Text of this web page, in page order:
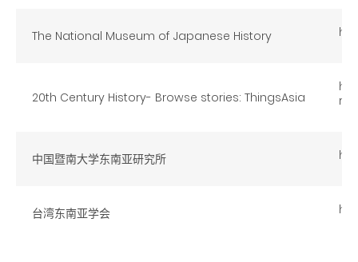
The National Museum of Japanese History
20th Century History- Browse stories: ThingsAsia
ry
中国暨南大学东南亚研究所
台湾东南亚学会